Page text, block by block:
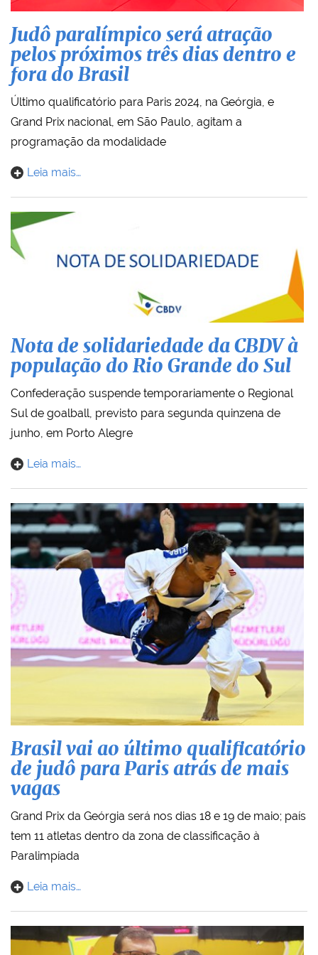
Judô paralímpico será atração
pelos próximos três dias dentro e
fora do Brasil
Último qualificatório para Paris 2024, na Geórgia, e
Grand Prix nacional, em São Paulo, agitam a
programação da modalidade
Leia mais…
Nota de solidariedade da CBDV à
população do Rio Grande do Sul
Confederação suspende temporariamente o Regional
Sul de goalball, previsto para segunda quinzena de
junho, em Porto Alegre
Leia mais…
Brasil vai ao último qualificatório
de judô para Paris atrás de mais
vagas
Grand Prix da Geórgia será nos dias 18 e 19 de maio; país
tem 11 atletas dentro da zona de classificação à
Paralimpíada
Leia mais…